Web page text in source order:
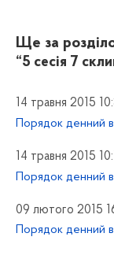
Ще за
“5 сесія 7
14 травня 2015
Порядок денний
14 травня 2015
Порядок денний
09 лютого 2015
Порядок денний